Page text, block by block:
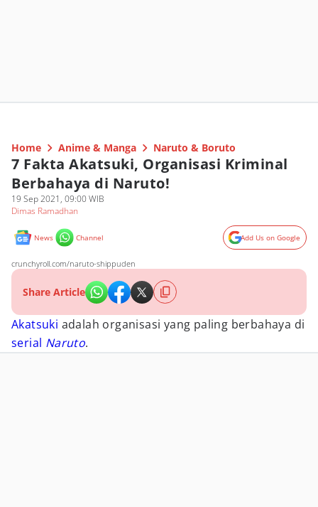
Home Anime & Manga Naruto & Boruto
7 Fakta Akatsuki, Organisasi Kriminal
Berbahaya di Naruto!
19 Sep 2021, 09:00 WIB
Dimas Ramadhan
News Channel Add Us on Google
crunchyroll.com/naruto-shippuden
Share Article
Akatsuki adalah organisasi yang paling berbahaya di
serial Naruto.